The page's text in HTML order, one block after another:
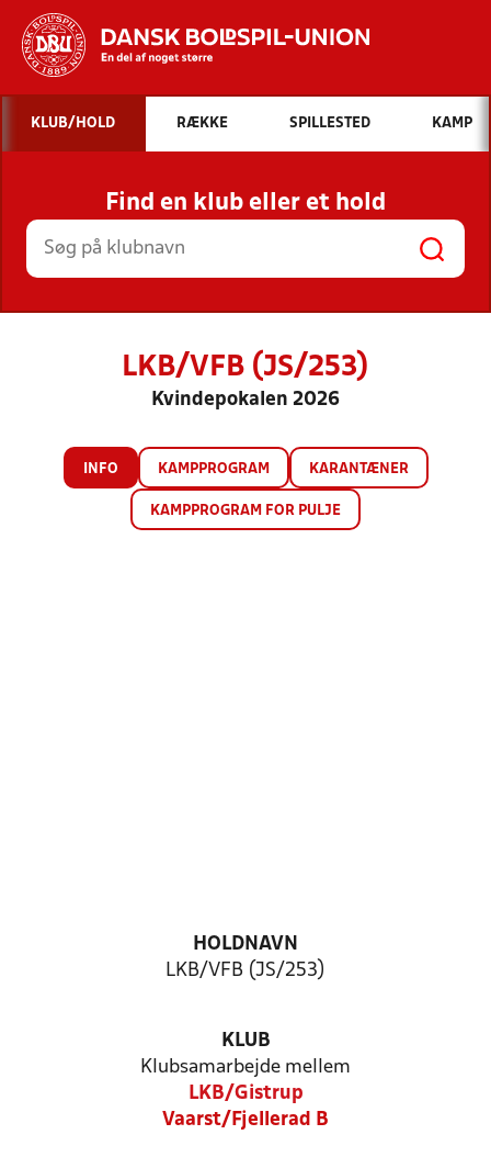
Hvad vil du søge efter?
INDHOLD OG NYHEDER
STILLINGER, RESULTATER, KLUBBER OG
HOLD
KLUB/HOLD RÆKKE SPILLESTED KAMP
Find en klub eller et hold
LKB/VFB (JS/253)
Kvindepokalen 2026
INFO KAMPPROGRAM KARANTÆNER
KAMPPROGRAM FOR PULJE
HOLDNAVN
LKB/VFB (JS/253)
KLUB
Klubsamarbejde mellem
LKB/Gistrup
Vaarst/Fjellerad B